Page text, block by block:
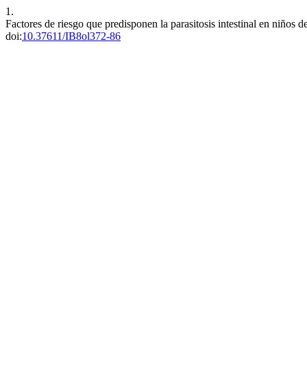
1.
Factores de riesgo que predisponen la parasitosis intestinal en niños
doi:10.37611/IB8ol372-86